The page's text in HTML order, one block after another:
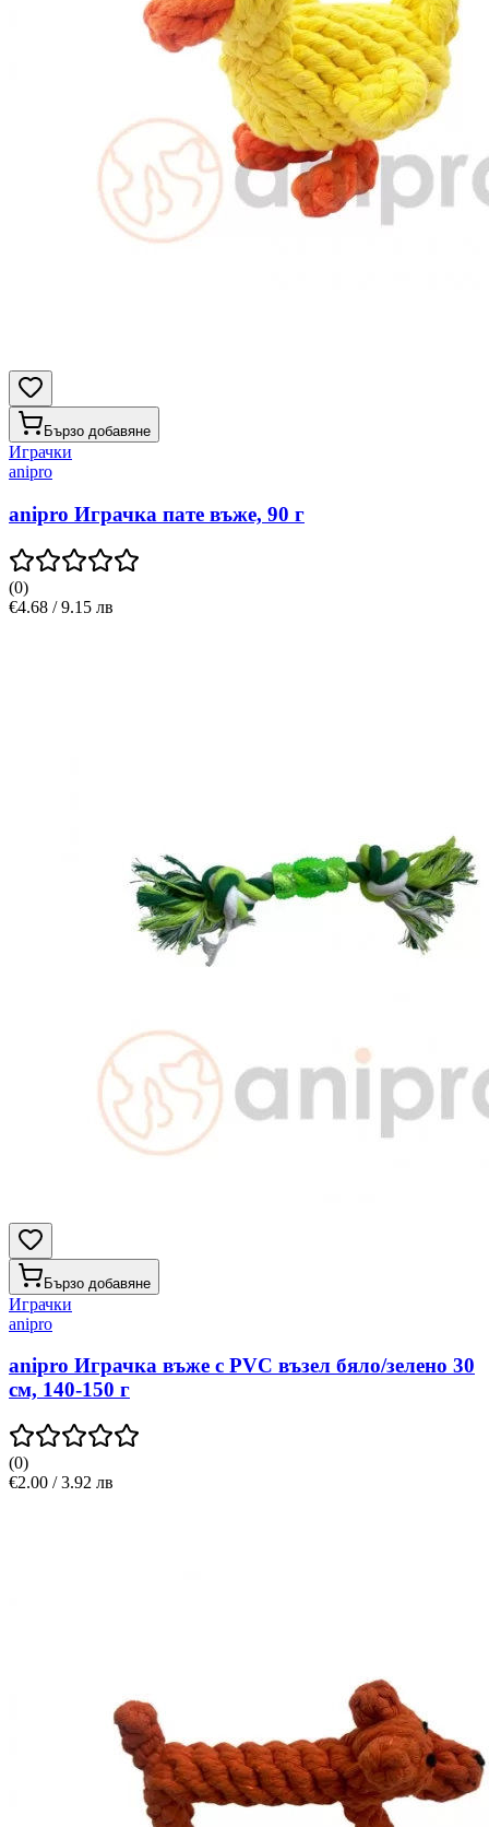
Бързо добавяне
Играчки
anipro
anipro Играчка пате въже, 90 г
(0)
€4.68 / 9.15 лв
Бързо добавяне
Играчки
anipro
anipro Играчка въже с PVC възел бяло/зелено 30
см, 140-150 г
(0)
€2.00 / 3.92 лв